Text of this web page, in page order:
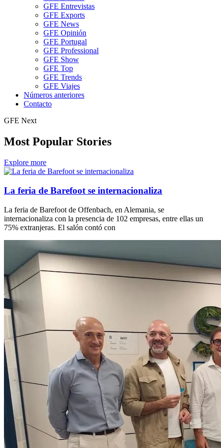
GFE Entrevistas
GFE Exports
GFE News
GFE Opinión
GFE Portugal
GFE Professional
GFE Show
GFE Top
GFE Trends
GFE Viajes
Números anteriores
Contacto
GFE Next
Most Popular Stories
Explore more
La feria de Barefoot se internacionaliza
La feria de Barefoot de Offenbach, en Alemania, se
internacionaliza con la presencia de 102 empresas, entre ellas un
75% extranjeras. El salón contó con